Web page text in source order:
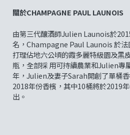
關於CHAMPAGNE PAUL LAUNOIS
由第三代釀酒師Julien Launois於
名，Champagne Paul Launois 於
打理佔地六公頃的霞多麗特級園及黑
瓶，全部採 用可持續農業和Julien專
年，Julien及妻子Sarah開創了單桶
2018年份香檳，其中10桶將於2019
出。